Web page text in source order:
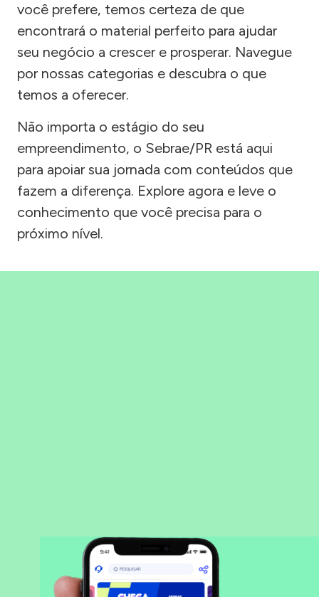
você prefere, temos certeza de que
encontrará o material perfeito para ajudar
seu negócio a crescer e prosperar. Navegue
por nossas categorias e descubra o que
temos a oferecer.
Não importa o estágio do seu
empreendimento, o Sebrae/PR está aqui
para apoiar sua jornada com conteúdos que
fazem a diferença. Explore agora e leve o
conhecimento que você precisa para o
próximo nível.